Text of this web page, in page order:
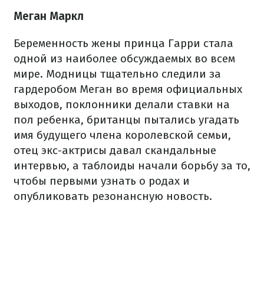
Меган Маркл
Беременность жены принца Гарри стала
одной из наиболее обсуждаемых во всем
мире. Модницы тщательно следили за
гардеробом Меган во время официальных
выходов, поклонники делали ставки на
пол ребенка, британцы пытались угадать
имя будущего члена королевской семьи,
отец экс-актрисы давал скандальные
интервью, а таблоиды начали борьбу за то,
чтобы первыми узнать о родах и
опубликовать резонансную новость.